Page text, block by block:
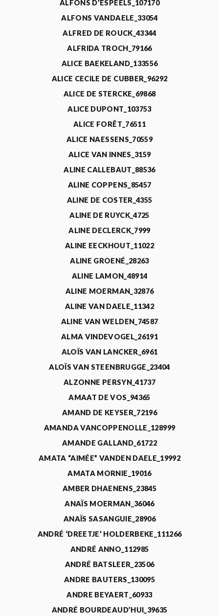
ALFONS D’ESPEELS_107170
ALFONS VANDAELE_33054
ALFRED DE ROUCK_43344
ALFRIDA TROCH_79166
ALICE BAEKELAND_133556
ALICE CECILE DE CUBBER_96292
ALICE DE STERCKE_69868
ALICE DUPONT_103753
ALICE FORÊT_76511
ALICE NAESSENS_70559
ALICE VAN INNES_3159
ALINE CALLEBAUT_88536
ALINE COPPENS_85457
ALINE DE COSTER_4355
ALINE DE RUYCK_4725
ALINE DECLERCK_7999
ALINE EECKHOUT_11022
ALINE GROENÉ_28263
ALINE LAMON_48914
ALINE MOERMAN_32876
ALINE VAN DAELE_11342
ALINE VAN WELDEN_74587
ALMA VINDEVOGEL_26191
ALOÏS VAN LANCKER_6961
ALOÏS VAN STEENBRUGGE_23404
ALZONNE PERSYN_41737
AMAAT DE VOS_94365
AMAND DE KEYSER_72196
AMANDA VANCOPPENOLLE_128999
AMANDE GALLAND_61722
AMATA “AIMÉE” VANDEN DAELE_19992
AMATA MORNIE_19016
AMBER DHAENENS_23845
ANAÏS MOERMAN_36046
ANAÏS SASANGUIE_28906
ANDRÉ ‘DREETJE’ HOLDERBEKE_111266
ANDRÉ ANNO_112985
ANDRÉ BATSLEER_23506
ANDRE BAUTERS_130095
ANDRE BEYAERT_60933
ANDRÉ BOURDEAUD’HUI_39635